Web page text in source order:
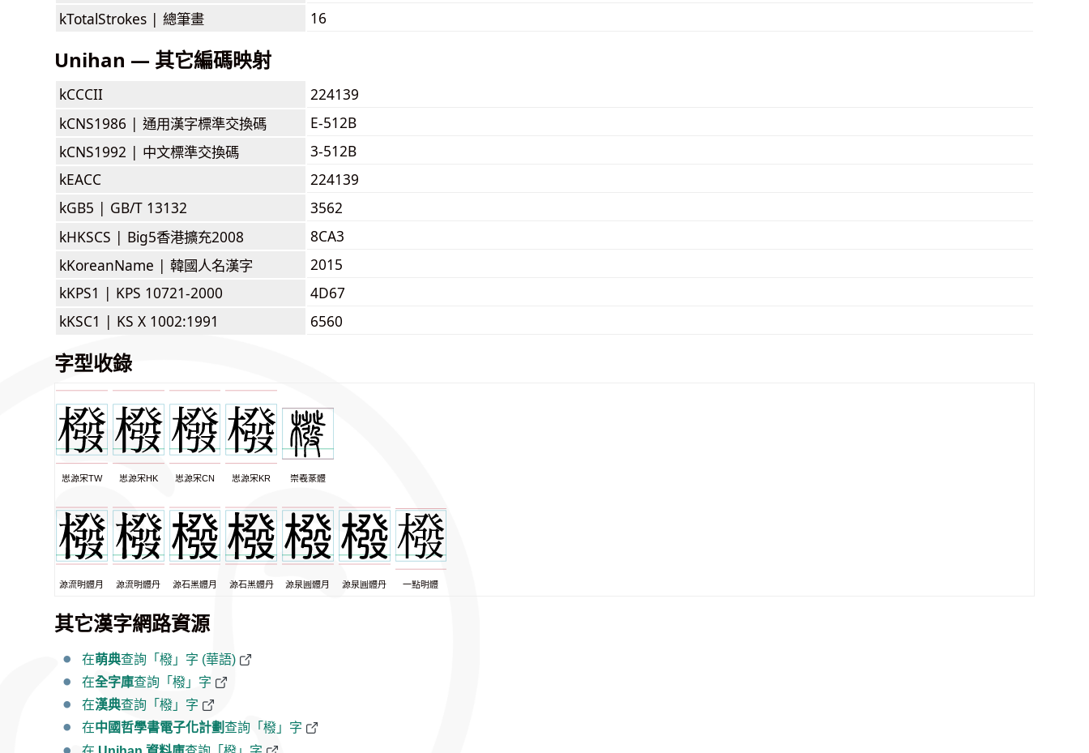
kTotalStrokes | 總筆畫 16
Unihan — 其它編碼映射
kCCCII
224139
kCNS1986 | 通用漢字標準交換碼
E-512B
kCNS1992 | 中文標準交換碼
3-512B
kEACC
224139
kGB5 | GB/T 13132
3562
kHKSCS | Big5香港擴充2008
8CA3
kKoreanName | 韓國人名漢字
2015
kKPS1 | KPS 10721-2000
4D67
kKSC1 | KS X 1002:1991 6560
字型收錄
思源宋TW 思源宋HK 思源宋CN 思源宋KR 崇羲篆體
源流明體月 源流明體丹 源石黑體月 源石黑體丹 源泉圓體月 源泉圓體丹 一點明體
其它漢字網路資源
在萌典查詢「橃」字 (華語)
在全字庫查詢「橃」字
在漢典查詢「橃」字
在中國哲學書電子化計劃 查詢「橃」字